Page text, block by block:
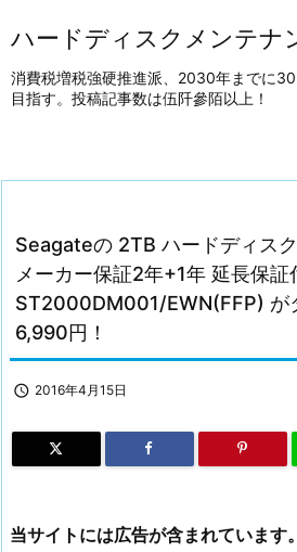
ハードディスクメンテナ
消費税増税強硬推進派、2030年までに
目指す。投稿記事数は伍阡參陌以上！
Seagateの 2TB ハードディス
メーカー保証2年+1年 延長保証
ST2000DM001/EWN(FFP) が
6,990円！
 2016年4月15日
当サイトには広告が含まれています。